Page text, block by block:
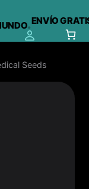
·ENVÍO GRATIS
Seeds